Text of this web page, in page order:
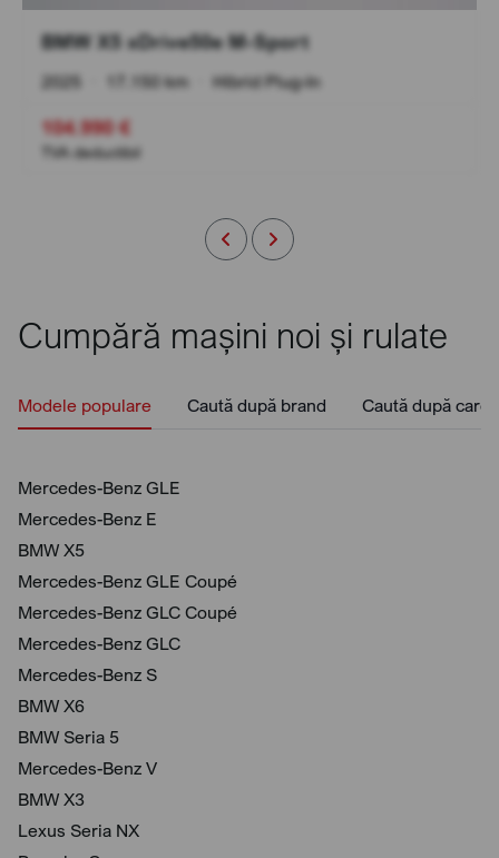
BMW X5 xDrive50e M-Sport
2025 17.150 km Hibrid Plug-In
104.990 €
TVA deductibil
Cumpără mașini noi și rulate
Modele populare Caută după brand Caută după
Mercedes-Benz GLE
Mercedes-Benz E
BMW X5
Mercedes-Benz GLE Coupé
Mercedes-Benz GLC Coupé
Mercedes-Benz GLC
Mercedes-Benz S
BMW X6
BMW Seria 5
Mercedes-Benz V
BMW X3
Lexus Seria NX